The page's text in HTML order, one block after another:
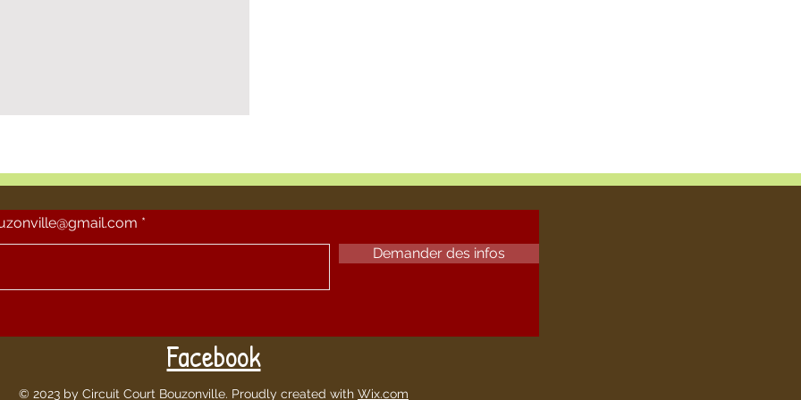
Demander des infos
Facebook
© 2023 by Circuit Court Bouzonville. Proudly created with Wix.com